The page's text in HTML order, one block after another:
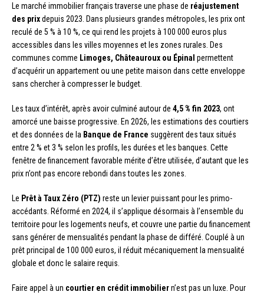
Le marché immobilier français traverse une phase de réajustement
des prixdepuis 2023. Dans plusieurs grandes métropoles, les prix ont
reculé de 5 % à 10 %, ce qui rend les projets à 100 000 euros plus
accessibles dans les villes moyennes et les zones rurales. Des
communes comme Limoges, Châteauroux ou Épinal permettent
d’acquérir un appartement ou une petite maison dans cette enveloppe
sans chercher à compresser le budget.
Les taux d’intérêt, après avoir culminé autour de 4,5 % fin 2023, ont
amorcé une baisse progressive. En 2026, les estimations des courtiers
et des données de la Banque de France suggèrent des taux situés
entre 2 % et 3 % selon les profils, les durées et les banques. Cette
fenêtre de financement favorable mérite d’être utilisée, d’autant que les
prix n’ont pas encore rebondi dans toutes les zones.
Le Prêt à Taux Zéro (PTZ) reste un levier puissant pour les primo-
accédants. Réformé en 2024, il s’applique désormais à l’ensemble du
territoire pour les logements neufs, et couvre une partie du financement
sans générer de mensualités pendant la phase de différé. Couplé à un
prêt principal de 100 000 euros, il réduit mécaniquement la mensualité
globale et donc le salaire requis.
Faire appel à un courtier en crédit immobiliern’est pas un luxe. Pour